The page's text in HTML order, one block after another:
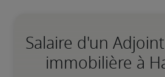
Salaire d'un
immobilière à